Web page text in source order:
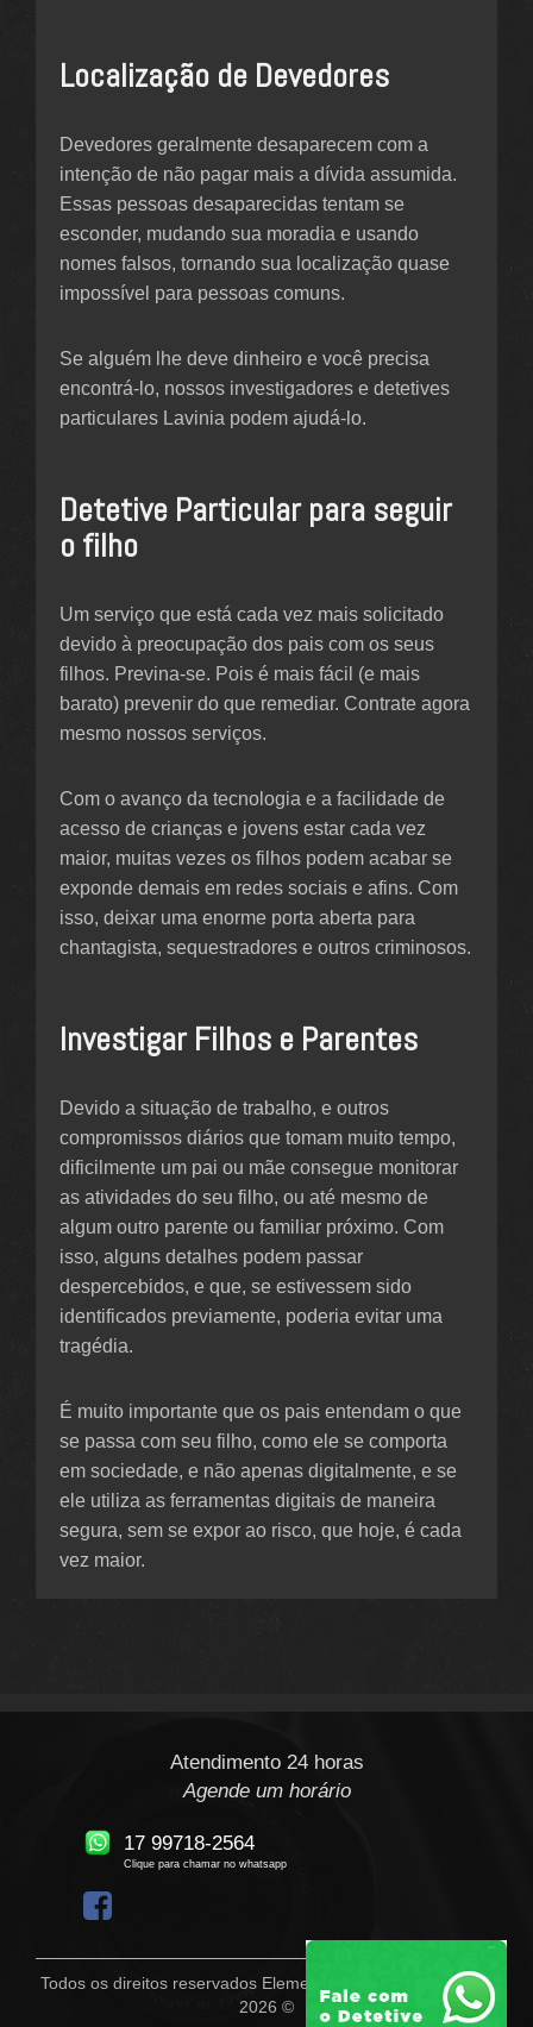
Localização de Devedores
Devedores geralmente desaparecem com a
intenção de não pagar mais a dívida assumida.
Essas pessoas desaparecidas tentam se
esconder, mudando sua moradia e usando
nomes falsos, tornando sua localização quase
impossível para pessoas comuns.
Se alguém lhe deve dinheiro e você precisa
encontrá-lo, nossos investigadores e detetives
particulares Lavinia podem ajudá-lo.
Detetive Particular para seguir
o filho
Um serviço que está cada vez mais solicitado
devido à preocupação dos pais com os seus
filhos. Previna-se. Pois é mais fácil (e mais
barato) prevenir do que remediar. Contrate agora
mesmo nossos serviços.
Com o avanço da tecnologia e a facilidade de
acesso de crianças e jovens estar cada vez
maior, muitas vezes os filhos podem acabar se
exponde demais em redes sociais e afins. Com
isso, deixar uma enorme porta aberta para
chantagista, sequestradores e outros criminosos.
Investigar Filhos e Parentes
Devido a situação de trabalho, e outros
compromissos diários que tomam muito tempo,
dificilmente um pai ou mãe consegue monitorar
as atividades do seu filho, ou até mesmo de
algum outro parente ou familiar próximo. Com
isso, alguns detalhes podem passar
despercebidos, e que, se estivessem sido
identificados previamente, poderia evitar uma
tragédia.
É muito importante que os pais entendam o que
se passa com seu filho, como ele se comporta
em sociedade, e não apenas digitalmente, e se
ele utiliza as ferramentas digitais de maneira
segura, sem se expor ao risco, que hoje, é cada
vez maior.
Atendimento 24 horas
Agende um horário
17 99718-2564
Clique para chamar no whatsapp
Todos os direitos reservados Elementar Detetive Particular -
2026 ©